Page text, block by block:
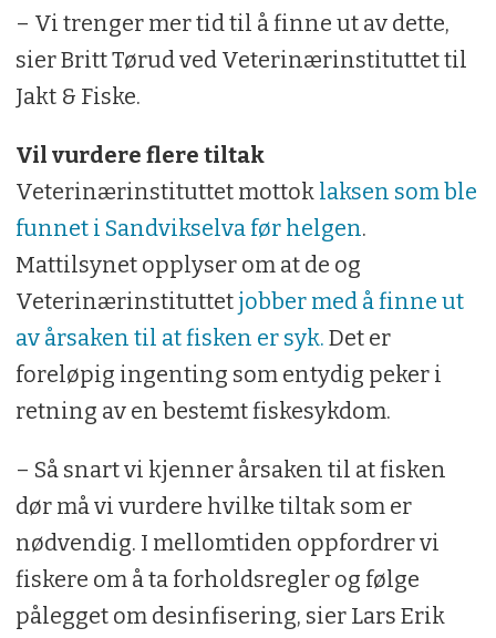
– Vi trenger mer tid til å finne ut av dette,
sier Britt Tørud ved Veterinærinstituttet til
Jakt & Fiske.
Vil vurdere flere tiltak
Veterinærinstituttet mottok laksen som ble
funnet i Sandvikselva før helgen.
Mattilsynet opplyser om at de og
Veterinærinstituttetjobber med å finne ut
av årsaken til at fisken er syk. Det er
foreløpig ingenting som entydig peker i
retning av en bestemt fiskesykdom.
– Så snart vi kjenner årsaken til at fisken
dør må vi vurdere hvilke tiltak som er
nødvendig. I mellomtiden oppfordrer vi
fiskere om å ta forholdsregler og følge
pålegget om desinfisering, sier Lars Erik